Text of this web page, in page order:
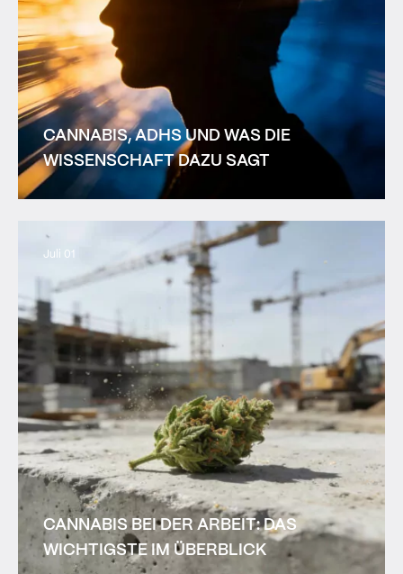
CANNABIS, ADHS UND WAS DIE
WISSENSCHAFT DAZU SAGT
CANNABIS BEI DER ARBEIT: DAS
WICHTIGSTE IM ÜBERBLICK
Juli 01